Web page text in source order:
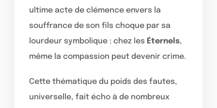
ultime acte de clémence envers la
souffrance de son fils choque par sa
lourdeur symbolique : chez les Éternels,
même la compassion peut devenir crime.
Cette thématique du poids des fautes,
universelle, fait écho à de nombreux